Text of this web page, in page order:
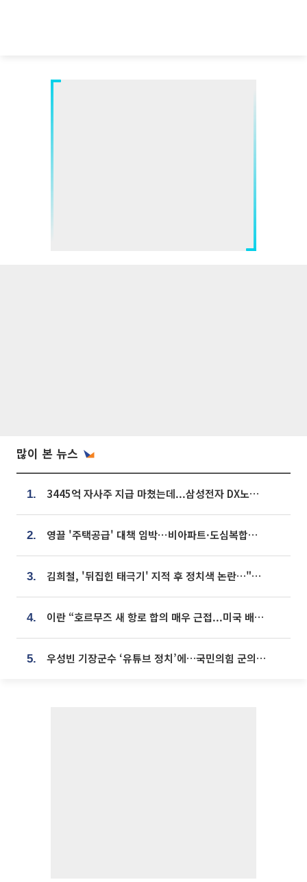
많이 본 뉴스
1. 3445억 자사주 지급 마쳤는데...삼성전자 DX노조, 뒤늦은 '떼쓰기 집회'
2. 영끌 '주택공급' 대책 임박⋯비아파트·도심복합까지 총동원
3. 김희철, '뒤집힌 태극기' 지적 후 정치색 논란…"좌우 떠나 우리나라 국기"
4. 이란 “호르무즈 새 항로 합의 매우 근접...미국 배상 먼저”
5. 우성빈 기장군수 ‘유튜브 정치’에…국민의힘 군의원들 집단 반발